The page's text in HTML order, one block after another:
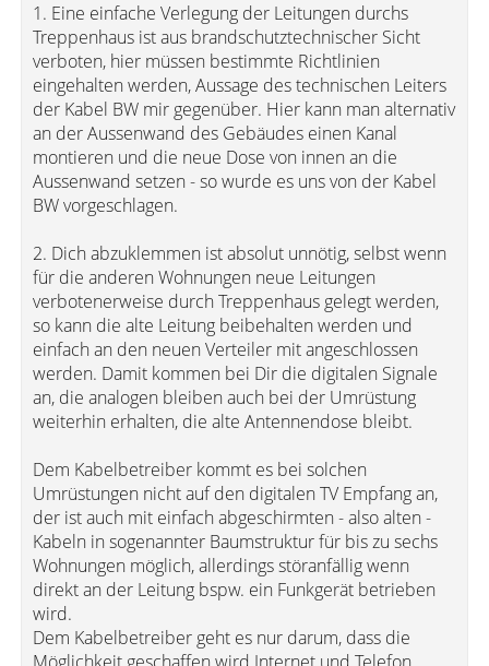
1. Eine einfache Verlegung der Leitungen durchs
Treppenhaus ist aus brandschutztechnischer Sicht
verboten, hier müssen bestimmte Richtlinien
eingehalten werden, Aussage des technischen Leiters
der Kabel BW mir gegenüber. Hier kann man alternativ
an der Aussenwand des Gebäudes einen Kanal
montieren und die neue Dose von innen an die
Aussenwand setzen - so wurde es uns von der Kabel
BW vorgeschlagen.
2. Dich abzuklemmen ist absolut unnötig, selbst wenn
für die anderen Wohnungen neue Leitungen
verbotenerweise durch Treppenhaus gelegt werden,
so kann die alte Leitung beibehalten werden und
einfach an den neuen Verteiler mit angeschlossen
werden. Damit kommen bei Dir die digitalen Signale
an, die analogen bleiben auch bei der Umrüstung
weiterhin erhalten, die alte Antennendose bleibt.
Dem Kabelbetreiber kommt es bei solchen
Umrüstungen nicht auf den digitalen TV Empfang an,
der ist auch mit einfach abgeschirmten - also alten -
Kabeln in sogenannter Baumstruktur für bis zu sechs
Wohnungen möglich, allerdings störanfällig wenn
direkt an der Leitung bspw. ein Funkgerät betrieben
wird.
Dem Kabelbetreiber geht es nur darum, dass die